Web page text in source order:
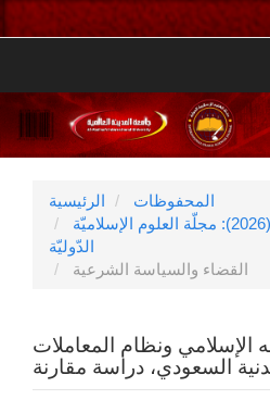
الرئيسي
الشريط
الجانبي
الرئيسية
المحفوظات
المجلد 10 العدد 2 (2026): مجلّة العلوم الإسلاميّة
الدّوليّة
القضاء والسياسة الشرعية
الإسلامي ونظام المعاملات
السعودي، دراسة مقارنة